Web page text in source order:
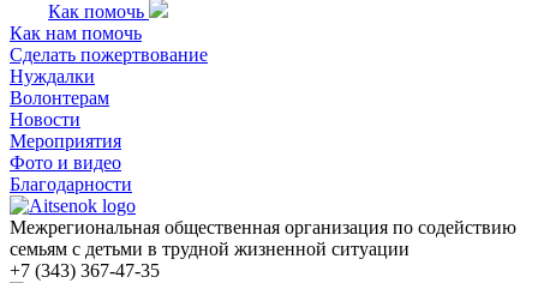
Как помочь
Как нам помочь
Сделать пожертвование
Нуждалки
Волонтерам
Новости
Мероприятия
Фото и видео
Благодарности
Межрегиональная общественная организация по содействию
семьям с детьми в трудной жизненной ситуации
+7 (343) 367-47-35